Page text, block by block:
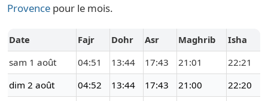
Provence pour le mois.
Date Fajr Dohr Asr Maghrib
Isha
sam 1 août
04:51 13:44 17:43 21:01
22:21
dim 2 août
04:52 13:44 17:43 21:00
22:20